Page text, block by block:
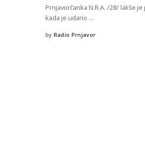
Prnjavorčanka N.R.A. /28/ lakše
kada je udario ...
Posted
by Radio Prnjavor